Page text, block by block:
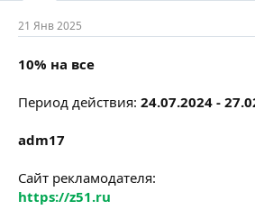
21 Янв 2025
10% на все
Период действия: 24.07.2024 -
adm17
Сайт рекламодателя:
https://z51.ru